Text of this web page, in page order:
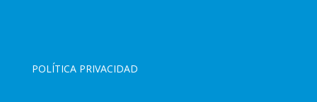
POLÍTICA PRIVACIDAD